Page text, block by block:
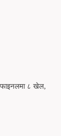
८ खेल,